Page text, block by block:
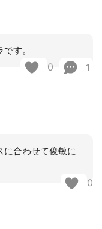
す。
0 1
合わせて俊敏に
0